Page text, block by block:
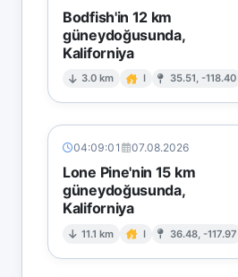
Bodfish'in 12 km
güneydoğusunda,
Kaliforniya
3.0 km I 35.51, -118.40
04:09:01 07.08.2026
Lone Pine'nin 15 km
güneydoğusunda,
Kaliforniya
11.1 km I 36.48, -117.97